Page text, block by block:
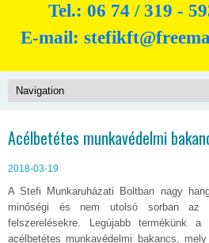
Tel.: 06 74 / 319 -
E-mail:
Acélbetétes munkavédelmi
2018-03-19
A Stefi Munkaruházati Boltban nagy
minőségi és nem utolsó sorban az
felszerelésekre. Legújabb termékünk
acélbetétes munkavédelmi bakancs,